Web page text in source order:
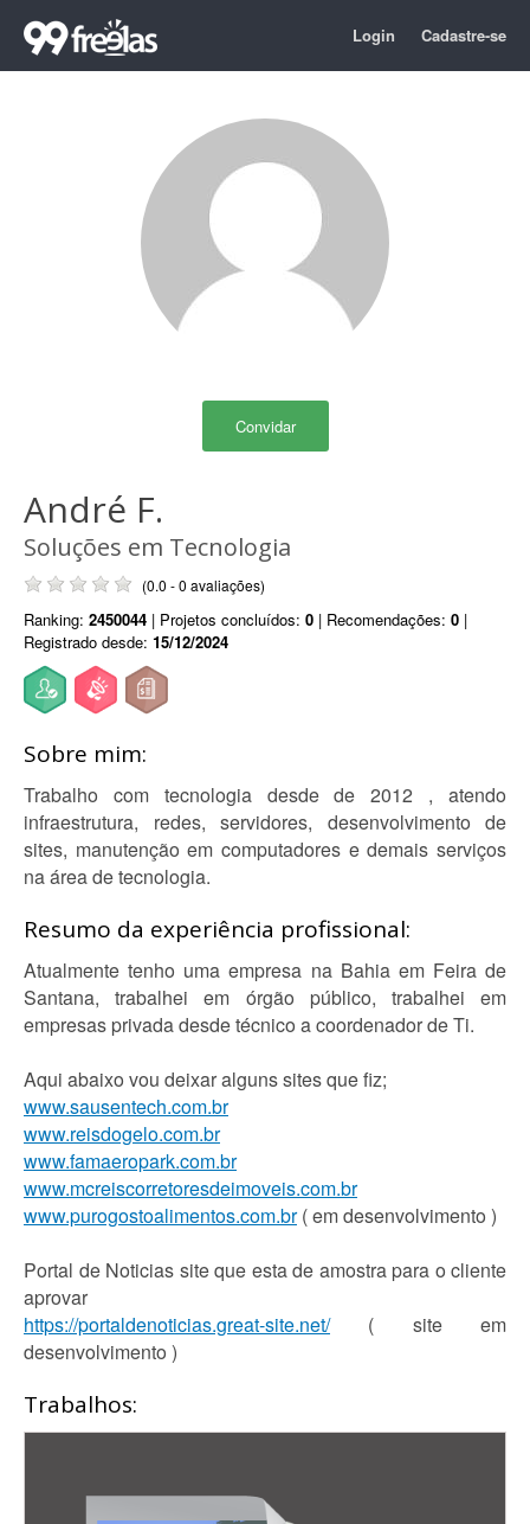
Login Cadastre-se
Convidar
André F.
Soluções em Tecnologia
(0.0 - 0 avaliações)
Ranking: 2450044 | Projetos concluídos: 0 | Recomendações: 0 |
Registrado desde: 15/12/2024
Sobre mim:
Trabalho com tecnologia desde de 2012 , atendo
infraestrutura, redes, servidores, desenvolvimento de
sites, manutenção em computadores e demais serviços
na área de tecnologia.
Resumo da experiência profissional:
Atualmente tenho uma empresa na Bahia em Feira de
Santana, trabalhei em órgão público, trabalhei em
empresas privada desde técnico a coordenador de Ti.
Aqui abaixo vou deixar alguns sites que fiz;
www.sausentech.com.br
www.reisdogelo.com.br
www.famaeropark.com.br
www.mcreiscorretoresdeimoveis.com.br
www.purogostoalimentos.com.br( em desenvolvimento )
Portal de Noticias site que esta de amostra para o cliente
aprovar
https://portaldenoticias.great-site.net/( site em
desenvolvimento )
Trabalhos: